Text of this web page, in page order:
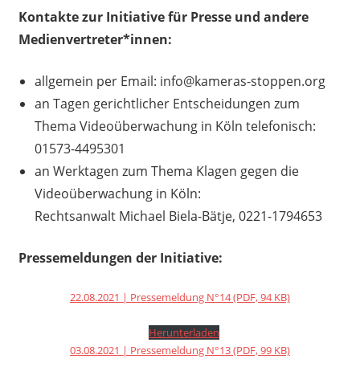
Kontakte zur Initiative für Presse und andere
Medienvertreter*innen:
allgemein per Email: info@kameras-stoppen.org
an Tagen gerichtlicher Entscheidungen zum
Thema Videoüberwachung in Köln telefonisch:
01573-4495301
an Werktagen zum Thema Klagen gegen die
Videoüberwachung in Köln:
Rechtsanwalt Michael Biela-Bätje, 0221-1794653
Pressemeldungen der Initiative:
22.08.2021 | Pressemeldung N°14 (PDF, 94 KB)
Herunterladen
03.08.2021 | Pressemeldung N°13 (PDF, 99 KB)